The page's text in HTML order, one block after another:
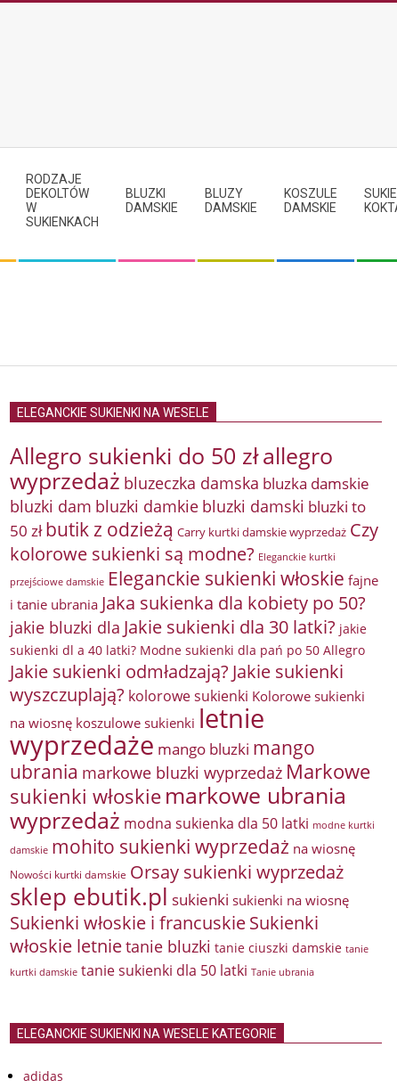
RODZAJE
DEKOLTÓW
W
SUKIENKACH
BLUZKI
DAMSKIE
BLUZY
DAMSKIE
KOSZULE
DAMSKIE
ELEGANCKIE SUKIENKI NA WESELE
Allegro sukienki do 50 złallegro
wyprzedaż bluzeczka damska bluzka damskie
bluzki dam bluzki damkie bluzki damski bluzki to
50 zł butik z odzieżą Carry kurtki damskie wyprzedaż Czy
kolorowe sukienki są modne? Eleganckie kurtki
przejściowe damskie Eleganckie sukienki włoskie fajne
i tanie ubrania Jaka sukienka dla kobiety po 50?
jakie bluzki dla Jakie sukienki dla 30 latki? jakie
sukienki dl a 40 latki? Modne sukienki dla pań po 50 Allegro
Jakie sukienki odmładzają? Jakie sukienki
wyszczuplają? kolorowe sukienki Kolorowe sukienki
na wiosnę koszulowe sukienki letnie
wyprzedaże mango bluzki mango
ubrania markowe bluzki wyprzedaż Markowe
sukienki włoskie markowe ubrania
wyprzedaż modna sukienka dla 50 latki modne kurtki
damskie mohito sukienki wyprzedaż na wiosnę
Nowości kurtki damskie Orsay sukienki wyprzedaż
sklep ebutik.pl sukienki sukienki na wiosnę
Sukienki włoskie i francuskieSukienki
włoskie letnietanie bluzki tanie ciuszki damskie tanie
kurtki damskie tanie sukienki dla 50 latki Tanie ubrania
ELEGANCKIE SUKIENKI NA WESELE KATEGORIE
adidas